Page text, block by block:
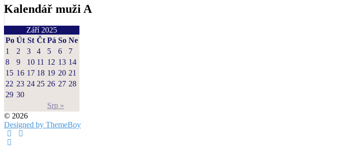
Kalendář muži A
Září 2025
Po Út St Čt Pá So Ne
Srp »
1 2 3 4 5 6
7
8
9 10 11 12 13 14
15 16 17 18 19 20 21
22 23 24 25 26 27 28
29 30
© 2026
Designed by ThemeBoy